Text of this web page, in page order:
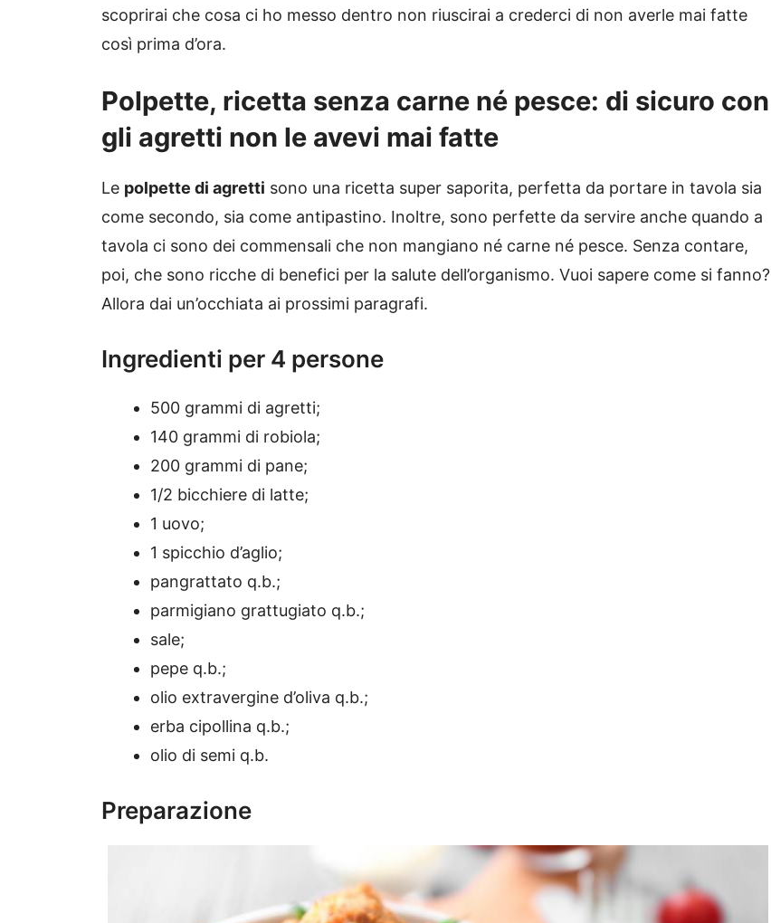
scoprirai che cosa ci ho messo dentro non riuscirai a crederci di non averle mai fatte
così prima d’ora.
Polpette, ricetta senza carne né pesce: di sicuro con
gli agretti non le avevi mai fatte
Le polpette di agretti sono una ricetta super saporita, perfetta da portare in tavola sia
come secondo, sia come antipastino. Inoltre, sono perfette da servire anche quando a
tavola ci sono dei commensali che non mangiano né carne né pesce. Senza contare,
poi, che sono ricche di benefici per la salute dell’organismo. Vuoi sapere come si fanno?
Allora dai un’occhiata ai prossimi paragrafi.
Ingredienti per 4 persone
500 grammi di agretti;
140 grammi di robiola;
200 grammi di pane;
1/2 bicchiere di latte;
1 uovo;
1 spicchio d’aglio;
pangrattato q.b.;
parmigiano grattugiato q.b.;
sale;
pepe q.b.;
olio extravergine d’oliva q.b.;
erba cipollina q.b.;
olio di semi q.b.
Preparazione